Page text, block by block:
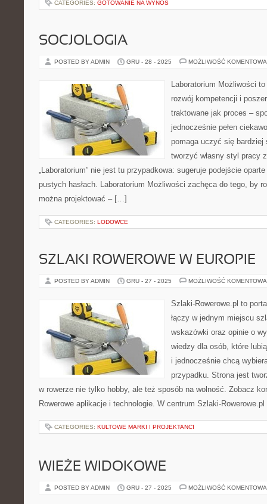
CATEGORIES: GOTOWANIE NA WYNOS
SOCJOLOGIA
POSTED BY ADMIN GRU - 28 - 2025 MOŻLIWOŚĆ
Laboratorium Możliwości
rozwój kompetencji i
traktowane jak proces –
jednocześnie pełen
pomaga uczyć się bardziej
tworzyć własny styl pracy
„Laboratorium” nie jest tu przypadkowa: sugeruje podejście
pustych hasłach. Laboratorium Możliwości zachęca do tego, by
można projektować – […]
CATEGORIES: LODOWCE
SZLAKI ROWEROWE W EUROPIE
POSTED BY ADMIN GRU - 27 - 2025 MOŻLIWOŚĆ
Szlaki-Rowerowe.pl to
łączy w jednym miejscu
wskazówki oraz opinie o
wiedzy dla osób, które
i jednocześnie chcą
przypadku. Strona jest
w rowerze nie tylko hobby, ale też sposób na wolność. Zobacz
Rowerowe aplikacje i technologie. W centrum Szlaki-
CATEGORIES: KULTOWE MARKI I PROJEKTANCI
WIEŻE WIDOKOWE
POSTED BY ADMIN GRU - 27 - 2025 MOŻLIWOŚĆ